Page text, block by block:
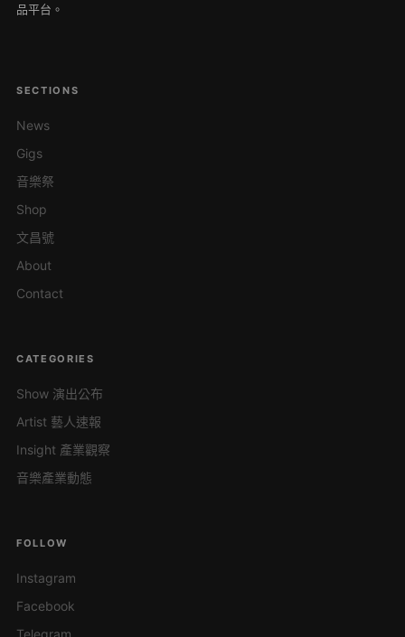
品平台。
SECTIONS
News
Gigs
音樂祭
Shop
文昌號
About
Contact
CATEGORIES
Show 演出公布
Artist 藝人速報
Insight 產業觀察
音樂產業動態
FOLLOW
Instagram
Facebook